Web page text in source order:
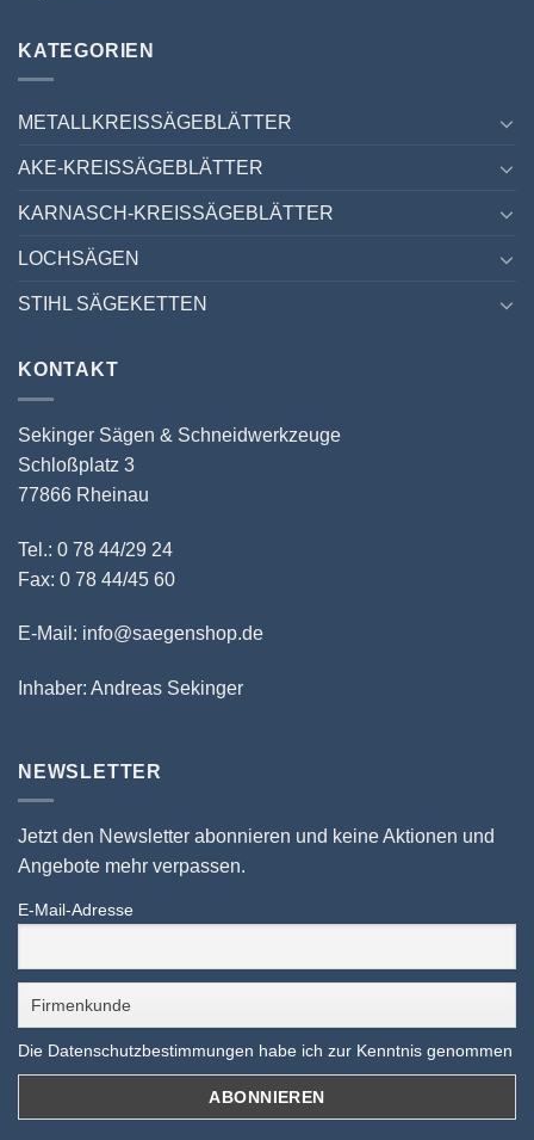
KATEGORIEN
METALLKREISSÄGEBLÄTTER
AKE-KREISSÄGEBLÄTTER
KARNASCH-KREISSÄGEBLÄTTER
LOCHSÄGEN
STIHL SÄGEKETTEN
KONTAKT
Sekinger Sägen & Schneidwerkzeuge
Schloßplatz 3
77866 Rheinau
Tel.: 0 78 44/29 24
Fax: 0 78 44/45 60
E-Mail: info@saegenshop.de
Inhaber: Andreas Sekinger
NEWSLETTER
Jetzt den Newsletter abonnieren und keine Aktionen und
Angebote mehr verpassen.
E-Mail-Adresse
Die Datenschutzbestimmungen habe ich zur Kenntnis genommen